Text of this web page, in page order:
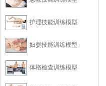
护理技能训练模型
妇婴技能训练模型
体格检查训练模型